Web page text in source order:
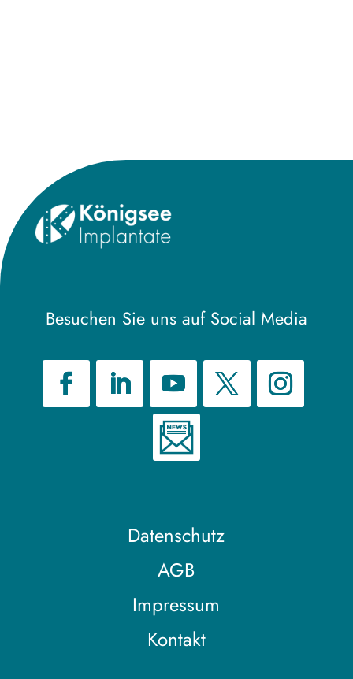
Besuchen Sie uns auf Social Media
Datenschutz
AGB
Impressum
Kontakt